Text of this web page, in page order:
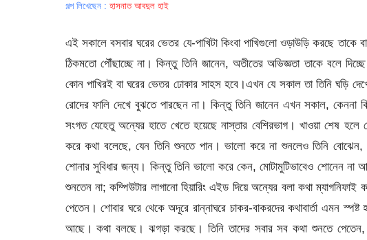
গল্প লিখেছেন : হাসনাত আবদুল হাই
এই সকালে বসবার ঘরের ভেতর যে-পাখিটা কিংবা পাখিগুলো ওড়াউড়ি করছে তাকে বা তাদের তিনি স্পষ্ট করে দেখতে পাচ্ছেন না, পাখির ডাকাডাকিও তার কানে ঠিকমতো পৌঁছাচ্ছে না। কিন্তু তিনি জানেন, অতীতের অভিজ্ঞতা তাকে বলে দিচ্ছে যে, পাখিগুলো চড়ুই। এই সকালে আর কোন পাখিই বা আসবে, অন্য কোন পাখিরই বা ঘরের ভেতর ঢোকার সাহস হবে।এখন যে সকাল তা তিনি ঘড়ি দেখে কিংবা ঘরের জানালা গলিয়ে দুষ্ট ছেলের মতো হাত বাড়িয়ে দেওয়ার মতো রোদের ফালি দেখে বুঝতে পারছেন না। কিন্তু তিনি জানেন এখন সকাল, কেননা কিছুক্ষণ আগে তাঁকে নাস্তা খেতে দিয়েছে; নাস্তা খাওয়ানো হয়েছে বলাই সংগত যেহেতু অন্যের হাতে খেতে হয়েছে নাস্তার বেশিরভাগ। খাওয়া শেষ হলে কেয়ারগিভার লোকটি তাঁর কানের কাছে এসে জোরে জোরে প্রায় চিৎকার করে কথা বলেছে, যেন তিনি শুনতে পান। ভালো করে না শুনলেও তিনি বোঝেন, যারা কানের কাছে মুখ নিয়ে আসে, তারা জোরে জোরেই কথা বলে তার শোনার সুবিধার জন্য। কিন্তু তিনি ভালো করে কেন, মোটামুটিভাবেও শোনেন না আজকাল। বেশ কয়েক মাস হলো এমন হয়েছে। তার আগেও খোলা কানে শুনতেন না; কম্পিউটার লাগানো হিয়ারিং এইড দিয়ে অন্যের বলা কথা ম্যাগনিফাই করে শুনতে পেতেন। সত্যি বলতে কী, ওই যন্ত্র দিয়ে একটু বেশিই শুনতে পেতেন। শোবার ঘরে থেকে অদূরে রান্নাঘরে চাকর-বাকরদের কথাবার্তা এমন স্পষ্ট হয়ে তার কানে এসে পৌঁছাতো যে মনে হতো তারা সবাই সামনেই দাঁড়িয়ে আছে। কথা বলছে। ঝগড়া করছে। তিনি তাদের সবার সব কথা শুনতে পেতেন, যেন সামনেই দাঁড়িয়েআছেন। এমনকি তিনি দূরের রাস্তার যানবাহনের চলাচল, হকারের ডাকও খুব স্পষ্ট শুনতে পেতেন। চারিদিকে একটা কোলাহলের জগৎ তৈরি করেছিল কম্পিউটার লাগানো হিয়ারিং এইড। তিনি ছেলেকে হেসে বলেছিলেন, বড় বেশি শোনা যায়। কোলাহলের মতো শোনায়। বিরক্ত লাগার মতো। আমার এখন এত কিছু শোনার প্রয়োজন নেই। শুনতে ভালো লাগে না। কষ্ট হয়।শুনে তাঁর ছেলে বলেছে, খুলে রাখবেন। সব সময় পড়ে থাকার দরকার নেই। তারপর একটু থেমে বলেছে, খুব ভালো যন্ত্রটা। একেবারে স্টেট-অফ-দি-আর্ট টেকনোলজি। আমেরিকায় তৈরি। আমার এক সহকর্মীকে দিয়ে আনিয়েছি।তিনি আন্দাজ করে ছেলের দিকে তাকিয়ে বলেছেন, আগেও বলেছো। যন্ত্রটা অবশ্যই ভালো। কিন্তু আমার চাহিদার চাইতে একটু বেশি মেটাচ্ছে। বলে তিনি হাসলেন।ছোট ছেলে তাঁর বারো বছরের নাতি বলেছে, হ্যাঁ দাদু, বাবা যা বলছে তা-ই করবে। যখন দরকার হবে না খুলে রাখবে। আমি কাছে থাকলে আমাকে বলবে, আমি খুলে দেবো তোমার কান থেকে।তিনি হেসেছেন তার কথা শুনে। সবার মতো সেও তাঁকে সাহায্য করতে চায়, তাঁর দুর্বলতার কথা ভেবে। দুর্বলতা না বলে অসহায়তা বলাই ভালো। যত দিন যাচ্ছে তার অসহায়তা বেড়ে চলেছে। ‘আই গ্রো ওল্ড, আই গ্রো ওল্ড। আই শ্যাল ওয়ার মাই ট্রাউজারস রোলড।’তাঁর নাতির বয়স বারো, তাঁর এখন বিরানববই চলছে। ‘তোমার হলো শুরু, আমার হলো সারা।’ বিরানববই বছর! ভাবতে অবাক লাগে, কী করে পেরিয়ে এলেন এতগুলো বছর, এসে পৌঁছুলেন এতদূর পর্যন্ত!ধীরে-ধীরে সেই হিয়ারিং এইডের কার্যকারিতা হ্রাস পেতে থাকলো। অমন যে স্টেট-অফ-দি-আর্ট টেকনোলজি সেটা নিয়েও যন্ত্রটা একসময় অকেজো হয়ে গেল। একেবারে না, কিন্তু এখন কথা শুনতে আগের মতো সেটা তেমন সাহায্য করে না। শুধু মাঝে মাঝে টুকরো কথা কানের ভেতর ঢোকে, তিনি শুনতে পান বিচ্ছিন্ন কিছু শব্দ। কখনো শব্দগুলো জোড়া দিয়ে তিনি আভাসে বুঝতে পারেন কী বলা হচ্ছে তাকে। আজ সকালে নাস্তা খাওয়ার পর যখন কেয়ারগিভার লোকটা কানের কাছে মুখ এনে বললো, বাইরের ঘরে যাবেন? তিনি প্রথমে শুধু ‘যাবেন’ কথাটা শুনতে পেলেন। বুঝতে না পেরে মুখ তুলে বললেন, অ্যাঁ? কী বলছো? জোরে বলো।বাইরের ঘরে যাবেন? একই কথা পুনরাবৃত্তি করলো লোকটা, তিনি সেটা বুঝতে না পারলেও। এখন এটাই নিয়ম। একটা কথা ঘুরিয়ে-ফিরিয়ে বললে তিনি খেই হারিয়ে ফেলেন। একই ভাবে একই কথা বলা হলে তিনি কথাগুলো একে একে ধরতে পারেন। আজ সকালে তিনি ধরতে পারলেন প্রথমে ‘যাবেন’, তারপর ‘বাইরের ঘর’। অবশ্য এই কথা রোজ সকালেই বলা হয় তাকে একবার কিংবা দুবার। প্রায় রুটিনের মতো হয়ে গিয়েছে। সুতরাং সেই অভিজ্ঞতাও তাঁকে কথাটা বুঝতে সাহায্য করে। তিনি বিছানা থেকে উঠে ওয়াকারে হাত দিলেন, বুঝতে পারলেন লোকটা এগিয়ে দিয়েছে তার ধরার সুবিধার জন্য। তিনি হাত বাড়িয়ে একটু খুঁজতেই পেয়ে গেলেন।হ্যাঁ, চোখে এখন তিনি ভালো করে দেখছেন না, যার জন্য হাত দিয়ে স্পর্শ করে বুঝতে হয় কোনটা কী। তার চোখের সামনে এখন শুধু রং ভাসে, চলাফেরা করে। কখনো-কখনো লাফাতে থাকে। নানা ধরনের রং। তারা বেশিরভাগ সময় স্থির হয়েই থাকে। তখন মানুষের স্থির অবয়বের আউটলাইন চোখে পড়ে, আবার কখনো বিদ্যুচ্চমকের মতো আলোর রেখা জানিয়ে দেয় মানুষের দেহ নড়ছে তাঁর সামনে। খুব পাওয়ারফুল চশমা নিয়েও ভালো করে দেখার মতো লাভ হয়নি। ডাক্তার বলেছে, তাঁর স্বাভাবিক দৃষ্টিশক্তি ফিরে পাওয়ার জন্য কোনো চিকিৎসা নেই। শুনে তিনি হতাশ হয়েছেন, রেগেও গিয়েছেন। চিকিৎসাশাস্ত্র এত এগিয়েছে, চোখের দৃষ্টি ফিরিয়ে আনতে পারে না কেন? তিনি তো জন্মান্ধ ছিলেন না।বাইরের ঘরে বসে তিনি ওড়াউড়ি করতে থাকা চড়ুই পাখিগুলো দেখতে পাচ্ছেন না, তাদের ডাকাডাকিও স্পষ্ট করে শুনছেন না। কিন্তু তিনি জানেন তারাই এসেছে। এই ঘরের জানালা দিয়ে তারা সবসময় আসে, দিনের ঠিক এ-সময়টায়। তারপর সারা দিন কোথায় যে থাকে, কী করে তারাই জানে। তিনি পঞ্চাশ বছর ধরে চড়ুইপাখি দেখছেন, যখন এ-বাড়িতে প্রথম আসেন, স্থায়ীভাবে থাকার জন্য, তখন থেকে। আগে স্পষ্ট দেখতেন খালি চোখে। এখন সাদা রেখার মতো দেখা যায় একটু পরপর। এই রেখা দেখে তিনি বোঝেন, টের পান যে, চড়ুইগুলো উড়ছে। পঞ্চাশ বছর আগে দেখা চড়ুই নয়, বিশ বছর আগে দেখা চড়ুই নয়, দশ বছরের পুরনো চড়ুইও নয় হয়তো। চড়ুই পাখি এতদিন বাঁচে না। কিন্তু একই না হোক চড়ুই পাখি আসে তার বসবার ঘরে। সব সময় এসেছে, আসবে ভবিষ্যতেও। তিনি জানেন। ‘তখন আমায় নাইবা মনে রাখলে।’ছেলের বউ কানের কাছে মুখ এনে বললো, একজন এসেছে। দেখা করতে চায়।তাঁর কানে কম্পিউটার লাগানো হিয়ারিং এইড লাগানো, যদিও সেটা এখন খুব একটা কাজে দেয় না। এই জন্য ছেলের বউ বেশ জোরে-জোরেই কথাটা বললো।অ্যাঁ? তিনি সামনে মুখ তুললেন। পুত্রবধূর শাড়ির রং ঝলসে উঠলো কিছুক্ষণের জন্য তাঁর চোখের সামনে। ছেলের বউ এবার আরো জোরে বললো, একজন লোক। বলছে ডেভেলপার। দেখা করতে চায়।এবার তিনি ‘দেখা করতে চায়’ কথাটা হঠাৎ শুনতে পেলেন। এই রকমই হয় আজকাল। কিছু শব্দ ধরে ফেলেন, তারপর